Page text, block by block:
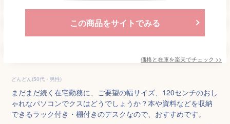
この商品をサイトでみる
価格と在庫を楽天でチェック >>
どんどん(50代・男性)
まだまだ続く在宅勤務に、ご要望の幅サイズ、120センチのおし
ゃれなパソコンでクスはどうでしょうか？本や資料などを収納
できるラック付き・棚付きのデスクなので、おすすめです。